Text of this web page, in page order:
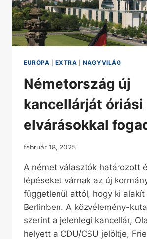
EURÓPA |EXTRA |NAGYVILÁG
Németország új
kancellárját óriási
elvárásokkal
február 18, 2025
A német választók határozott
lépéseket várnak az új
függetlenül attól, hogy ki
Berlinben. A közvélemény-
szerint a jelenlegi kancellár,
helyett a CDU/CSU jelöltje,